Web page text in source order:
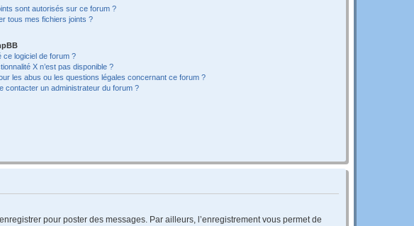
sont autorisés sur ce forum ?
tous mes fichiers joints ?
ce logiciel de forum ?
X n’est pas disponible ?
les abus ou les questions légales concernant ce forum ?
contacter un administrateur du forum ?
pour poster des messages. Par ailleurs, l’enregistrement vous permet de